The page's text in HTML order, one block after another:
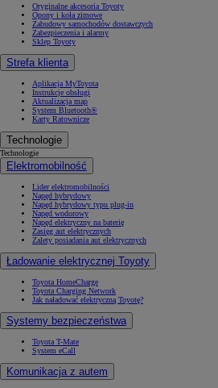
Oryginalne akcesoria Toyoty
Opony i koła zimowe
Zabudowy samochodów dostawczych
Zabezpieczenia i alarmy
Sklep Toyoty
Strefa klienta
Aplikacja MyToyota
Instrukcje obsługi
Aktualizacja map
System Bluetooth®
Karty Ratownicze
Technologie
Technologie
Elektromobilność
Lider elektromobilności
Napęd hybrydowy
Napęd hybrydowy typu plug-in
Napęd wodorowy
Napęd elektryczny na baterię
Zasięg aut elektrycznych
Zalety posiadania aut elektrycznych
Ładowanie elektrycznej Toyoty
Toyota HomeCharge
Toyota Charging Network
Jak naładować elektryczną Toyotę?
Systemy bezpieczeństwa
Toyota T-Mate
System eCall
Komunikacja z autem